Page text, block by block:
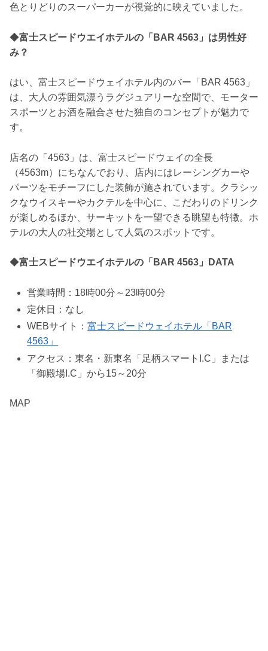
色とりどりのスーパーカーが視覚的に映えていました。
◆富士スピードウエイホテルの「BAR 4563」は男性好
み？
はい、富士スピードウェイホテル内のバー「BAR 4563」
は、大人の雰囲気漂うラグジュアリーな空間で、モーター
スポーツとお酒を融合させた独自のコンセプトが魅力で
す。
店名の「4563」は、富士スピードウェイの全長
（4563m）にちなんでおり、店内にはレーシングカーや
パーツをモチーフにした装飾が施されています。クラシッ
クなウイスキーやカクテルを中心に、こだわりのドリンク
が楽しめるほか、サーキットを一望できる眺望も特徴。ホ
テルの大人の社交場として人気のスポットです。
◆富士スピードウエイホテルの「BAR 4563」DATA
営業時間：18時00分～23時00分
定休日：なし
WEBサイト：富士スピードウェイホテル「BAR
4563」
アクセス：東名・新東名「足柄スマートI.C」または
「御殿場I.C」から15～20分
MAP